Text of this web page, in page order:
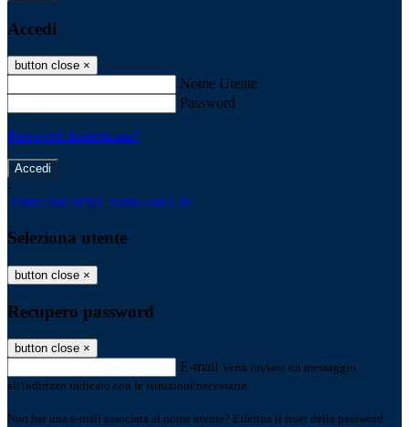
Accedi
button close ×
Nome Utente
Password
Password dimenticata?
-
Entra con SPID Entra con CIE
Seleziona utente
button close ×
Recupero password
button close ×
E-mail Verrà inviato un messaggio
all'indirizzo indicato con le istruzioni necessarie.
Non hai una e-mail associata al nome utente? Effettua il reset della password